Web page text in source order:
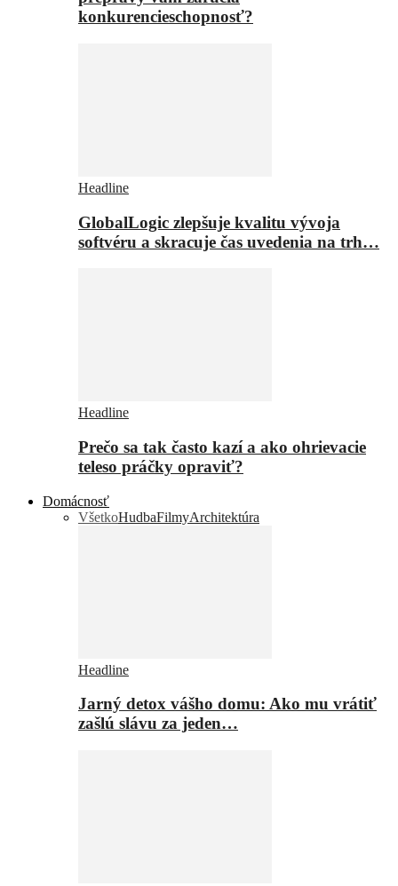
konkurencieschopnosť?
Headline
GlobalLogic zlepšuje kvalitu vývoja
softvéru a skracuje čas uvedenia na trh…
Headline
Prečo sa tak často kazí a ako ohrievacie
teleso práčky opraviť?
Domácnosť
VšetkoHudbaFilmyArchitektúra
Headline
Jarný detox vášho domu: Ako mu vrátiť
zašlú slávu za jeden…